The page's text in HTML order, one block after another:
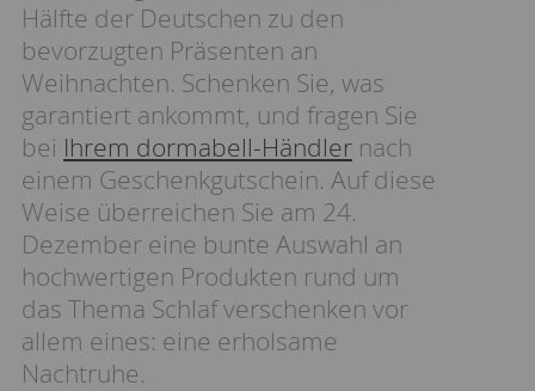
Hälfte der Deutschen zu den
bevorzugten Präsenten an
Weihnachten. Schenken Sie, was
garantiert ankommt, und fragen Sie
bei Ihrem dormabell-Händler nach
einem Geschenkgutschein. Auf diese
Weise überreichen Sie am 24.
Dezember eine bunte Auswahl an
hochwertigen Produkten rund um
das Thema Schlaf verschenken vor
allem eines: eine erholsame
Nachtruhe.